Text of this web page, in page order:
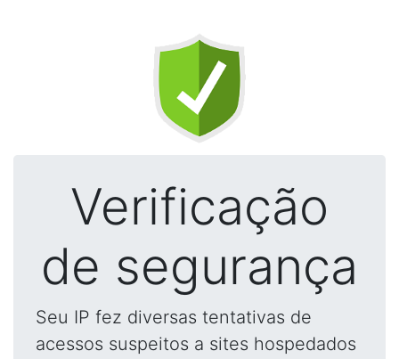
Verificação
de segurança
Seu IP fez diversas tentativas de
acessos suspeitos a sites hospedados